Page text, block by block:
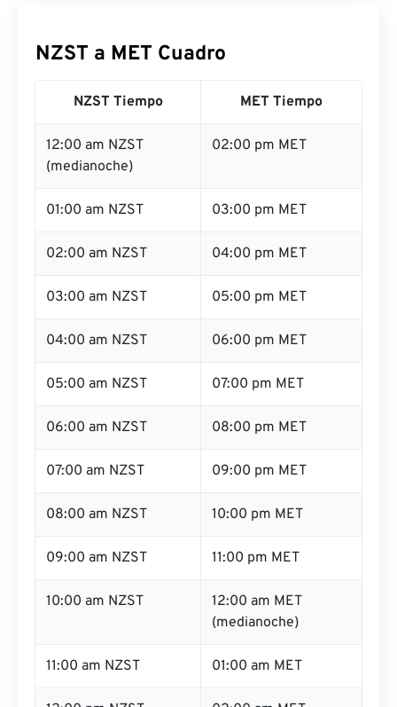
NZST a MET Cuadro
NZST Tiempo MET Tiempo
12:00 am NZST
(medianoche)
02:00 pm MET
01:00 am NZST 03:00 pm MET
02:00 am NZST 04:00 pm MET
03:00 am NZST 05:00 pm MET
04:00 am NZST 06:00 pm MET
05:00 am NZST 07:00 pm MET
06:00 am NZST 08:00 pm MET
07:00 am NZST 09:00 pm MET
08:00 am NZST 10:00 pm MET
09:00 am NZST 11:00 pm MET
10:00 am NZST
12:00 am MET
(medianoche)
11:00 am NZST 01:00 am MET